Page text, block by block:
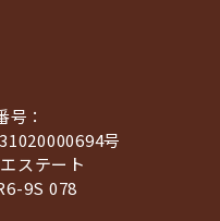
：
号
ステート
9S 078